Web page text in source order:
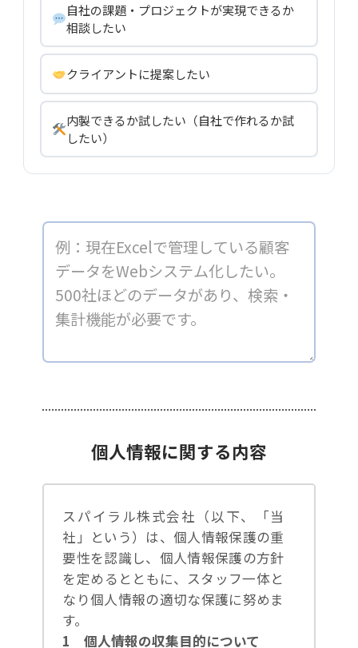
自社の課題・プロジェクトが実現できるか
相談したい
クライアントに提案したい
内製できるか試したい（自社で作れるか試
したい）
個人情報に関する内容
スパイラル株式会社（以下、「当
社」という）は、個人情報保護の重
要性を認識し、個人情報保護の方針
を定めるとともに、スタッフ一体と
なり個人情報の適切な保護に努めま
す。
1 個人情報の収集目的について